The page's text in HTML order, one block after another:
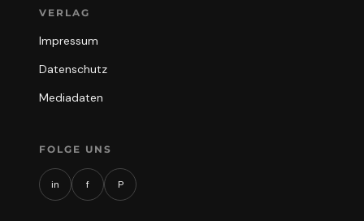
VERLAG
Impressum
Datenschutz
Mediadaten
FOLGE UNS
in f P